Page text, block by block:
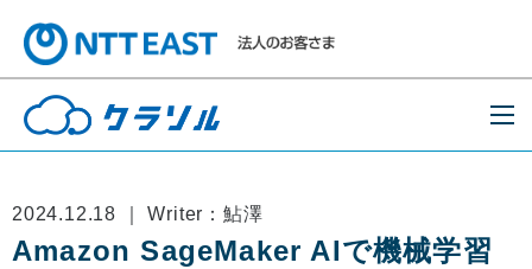
2024.12.18 ｜ Writer：鮎澤
Amazon SageMaker AIで機械学習